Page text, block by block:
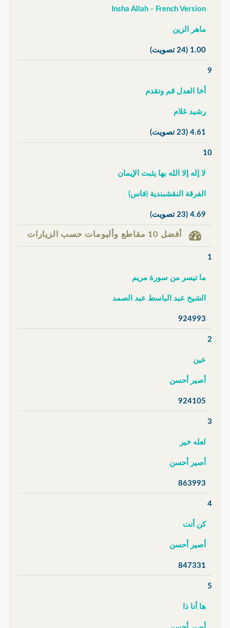
Insha Allah - French Version
ماهر الزين
1.00 (24 تصويت)
9
أخا العدل قم وتقدم
رشيد غلام
4.61 (23 تصويت)
10
لا إله إلا الله بها يثبت الإيمان
الفرقة النقشبندية (فاس)
4.69 (23 تصويت)
أفضل 10 مقاطع وألبومات حسب الزيارات
1
ما تيسر من سورة مريم
الشيخ عبد الباسط عبد الصمد
924993
2
عين
أصير أحسن
924105
3
لعله خير
أصير أحسن
863993
4
كن أنت
أصير أحسن
847331
5
ها أنا ذا